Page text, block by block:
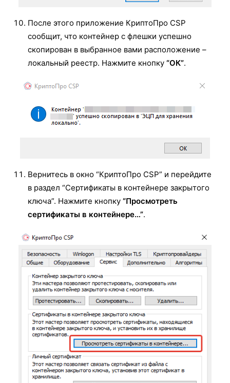
После этого приложение КриптоПро CSP
сообщит, что контейнер с флешки успешно
скопирован в выбранное вами расположение –
локальный реестр. Нажмите кнопку “ОК”.
Вернитесь в окно “КриптоПро CSP” и перейдите
в раздел “Сертификаты в контейнере закрытого
ключа”. Нажмите кнопку “Просмотреть
сертификаты в контейнере…”.